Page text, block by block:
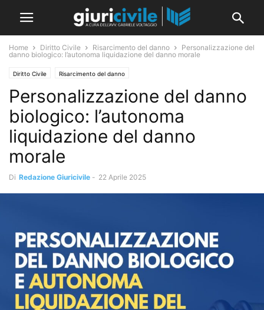
Home Diritto Civile Risarcimento del danno
Personalizzazione del
danno biologico: l’autonoma liquidazione del danno morale
Diritto Civile Risarcimento del danno
Personalizzazione del danno
biologico: l’autonoma
liquidazione del danno
morale
Di Redazione Giuricivile - 22 Aprile 2025